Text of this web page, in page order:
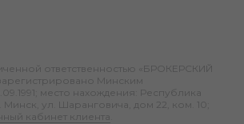
ответственностью «БРОКЕРСКИЙ
Минским
место нахождения: Республика
Минск, ул. Шаранговича, дом 22, ком. 10;
кабинет клиента